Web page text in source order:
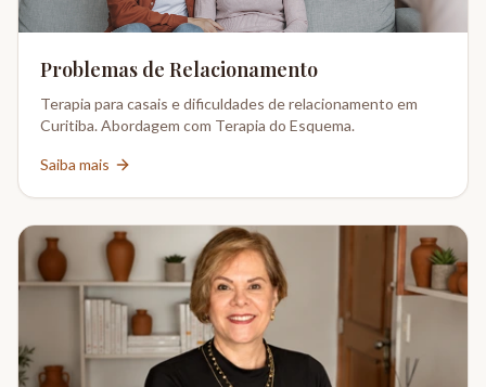
Problemas de Relacionamento
Terapia para casais e dificuldades de relacionamento em
Curitiba. Abordagem com Terapia do Esquema.
Saiba mais